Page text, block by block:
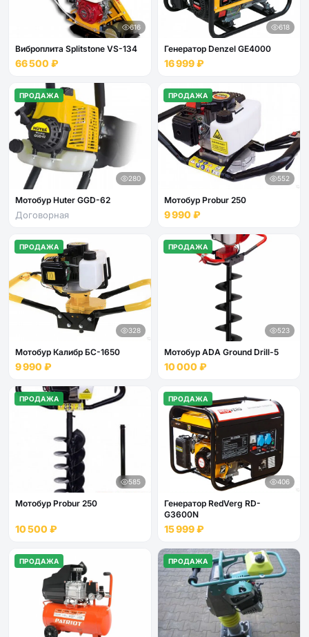
616
Виброплита Splitstone VS-134
66 500 ₽
618
Генератор Denzel GE4000
16 999 ₽
ПРОДАЖА
280
Мотобур Huter GGD-62
Договорная
ПРОДАЖА
552
Мотобур Probur 250
9 990 ₽
ПРОДАЖА
328
Мотобур Калибр БС-1650
9 990 ₽
ПРОДАЖА
523
Мотобур ADA Ground Drill-5
10 000 ₽
ПРОДАЖА
585
Мотобур Probur 250
10 500 ₽
ПРОДАЖА
406
Генератор RedVerg RD-
G3600N
15 999 ₽
ПРОДАЖА ПРОДАЖА